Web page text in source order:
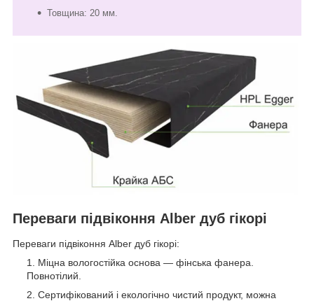
Товщина: 20 мм.
Переваги підвіконня Alber дуб гікорі
Переваги підвіконня Alber дуб гікорі:
Міцна вологостійка основа — фінська фанера.
Повнотілий.
Сертифікований і екологічно чистий продукт, можна